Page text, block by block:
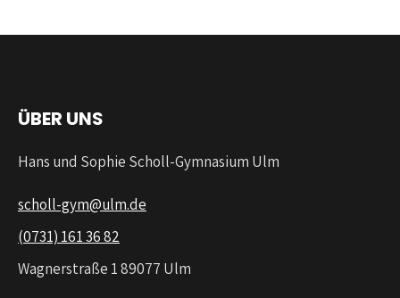
ÜBER UNS
Hans und Sophie Scholl-Gymnasium Ulm
scholl-gym@ulm.de
(0731) 161 36 82
Wagnerstraße 1 89077 Ulm